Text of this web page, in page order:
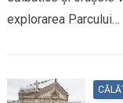
explorarea Parcului…